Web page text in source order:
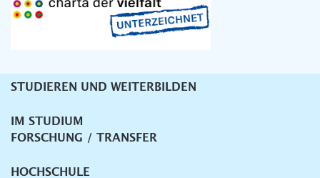
Unternavigation
STUDIEREN UND WEITERBILDEN
IM STUDIUM
FORSCHUNG / TRANSFER
HOCHSCHULE